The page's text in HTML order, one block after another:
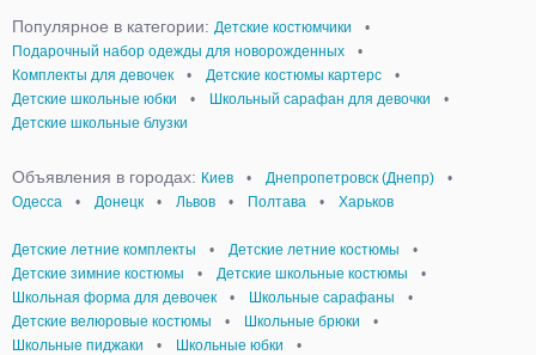
Популярное в категории: Детские костюмчики
•
Подарочный набор одежды для новорожденных
•
Комплекты для девочек
• Детские костюмы картерс
•
Детские школьные юбки
• Школьный сарафан для девочки
•
Детские школьные блузки
Объявления в городах: Киев • Днепропетровск (Днепр)
•
Одесса
• Донецк • Львов • Полтава • Харьков
Детские летние комплекты • Детские летние костюмы
•
Детские зимние костюмы
• Детские школьные костюмы
•
Школьная форма для девочек
• Школьные сарафаны
•
Детские велюровые костюмы
• Школьные брюки
•
Школьные пиджаки
• Школьные юбки
•